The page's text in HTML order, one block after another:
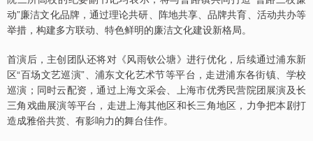
动”廉洁文化品牌，通过理论共研、阵地共享、品牌共育、活动共办等
举措，构建多方联动、特色鲜明的廉洁文化建设新格局。
首演后，主创团队还将对《风雨钦公塘》进行优化，后续通过浦东新
区“百场文艺巡演”、浦东文化艺术节等平台，走进浦东各街镇、学校
巡演；同时云配资，通过上海文采会、上海市优秀民营院团展演及长
三角戏曲展演等平台，走进上海其他区和长三角地区，力争把本剧打
造成雅俗共赏、有影响力的舞台佳作。